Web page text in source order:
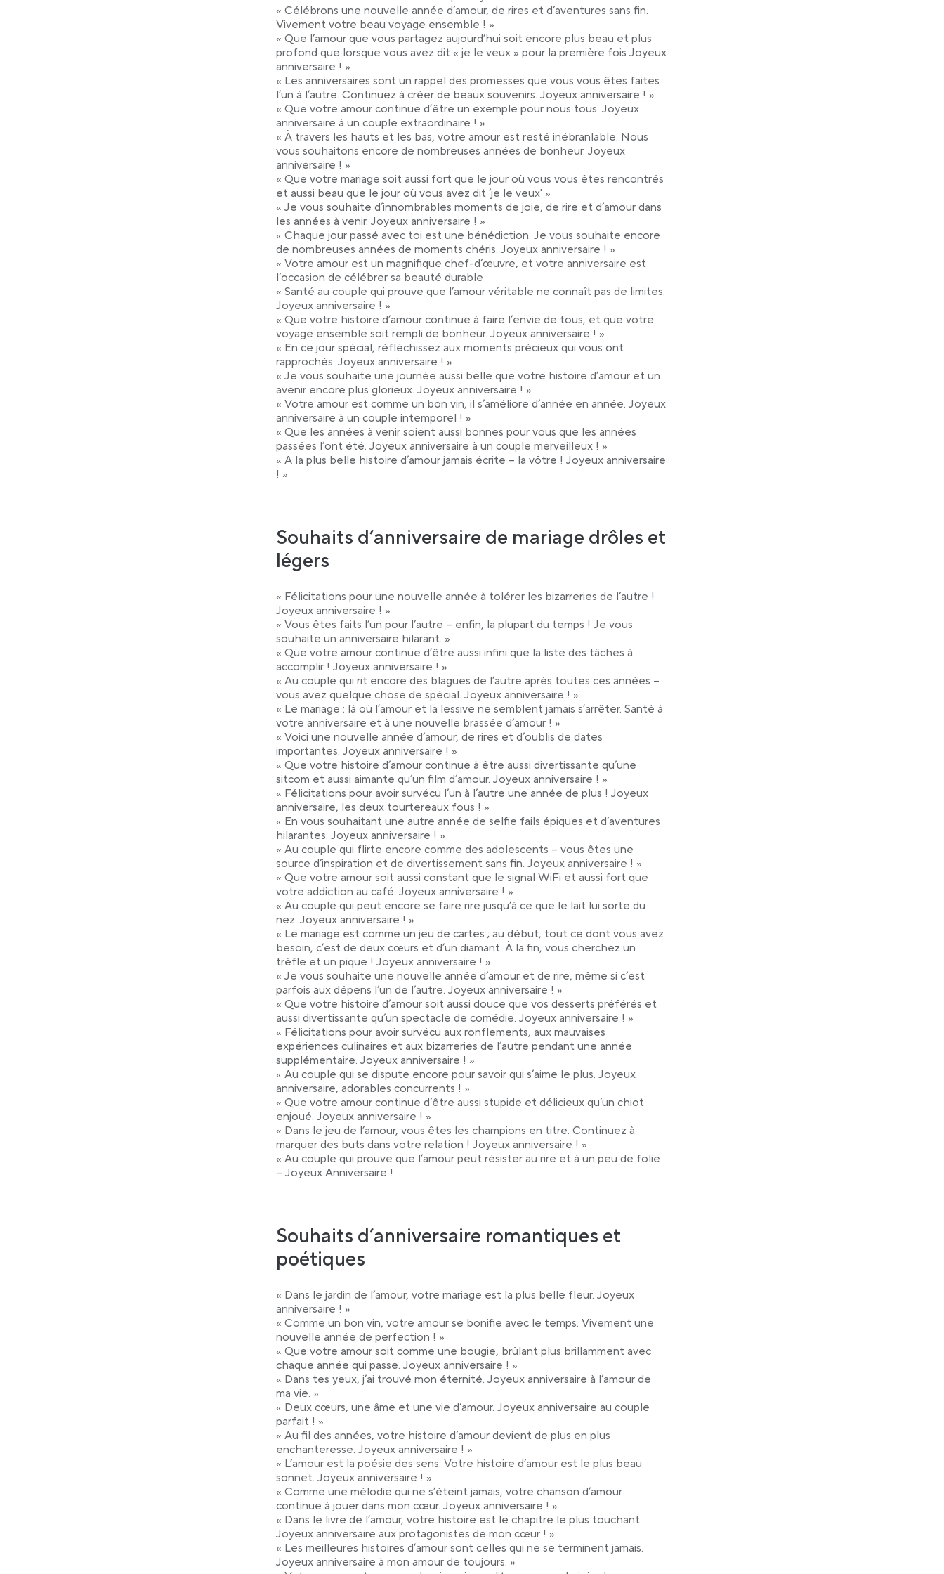
« Célébrons une nouvelle année d’amour, de rires et d’aventures sans fin.
Vivement votre beau voyage ensemble ! »
« Que l’amour que vous partagez aujourd’hui soit encore plus beau et plus
profond que lorsque vous avez dit « je le veux » pour la première fois Joyeux
anniversaire ! »
« Les anniversaires sont un rappel des promesses que vous vous êtes faites
l’un à l’autre. Continuez à créer de beaux souvenirs. Joyeux anniversaire ! »
« Que votre amour continue d’être un exemple pour nous tous. Joyeux
anniversaire à un couple extraordinaire ! »
« À travers les hauts et les bas, votre amour est resté inébranlable. Nous
vous souhaitons encore de nombreuses années de bonheur. Joyeux
anniversaire ! »
« Que votre mariage soit aussi fort que le jour où vous vous êtes rencontrés
et aussi beau que le jour où vous avez dit ‘je le veux' »
« Je vous souhaite d’innombrables moments de joie, de rire et d’amour dans
les années à venir. Joyeux anniversaire ! »
« Chaque jour passé avec toi est une bénédiction. Je vous souhaite encore
de nombreuses années de moments chéris. Joyeux anniversaire ! »
« Votre amour est un magnifique chef-d’œuvre, et votre anniversaire est
l’occasion de célébrer sa beauté durable
« Santé au couple qui prouve que l’amour véritable ne connaît pas de limites.
Joyeux anniversaire ! »
« Que votre histoire d’amour continue à faire l’envie de tous, et que votre
voyage ensemble soit rempli de bonheur. Joyeux anniversaire ! »
« En ce jour spécial, réfléchissez aux moments précieux qui vous ont
rapprochés. Joyeux anniversaire ! »
« Je vous souhaite une journée aussi belle que votre histoire d’amour et un
avenir encore plus glorieux. Joyeux anniversaire ! »
« Votre amour est comme un bon vin, il s’améliore d’année en année. Joyeux
anniversaire à un couple intemporel ! »
« Que les années à venir soient aussi bonnes pour vous que les années
passées l’ont été. Joyeux anniversaire à un couple merveilleux ! »
« A la plus belle histoire d’amour jamais écrite – la vôtre ! Joyeux anniversaire
! »
Souhaits d’anniversaire de mariage drôles et
légers
« Félicitations pour une nouvelle année à tolérer les bizarreries de l’autre !
Joyeux anniversaire ! »
« Vous êtes faits l’un pour l’autre – enfin, la plupart du temps ! Je vous
souhaite un anniversaire hilarant. »
« Que votre amour continue d’être aussi infini que la liste des tâches à
accomplir ! Joyeux anniversaire ! »
« Au couple qui rit encore des blagues de l’autre après toutes ces années –
vous avez quelque chose de spécial. Joyeux anniversaire ! »
« Le mariage : là où l’amour et la lessive ne semblent jamais s’arrêter. Santé à
votre anniversaire et à une nouvelle brassée d’amour ! »
« Voici une nouvelle année d’amour, de rires et d’oublis de dates
importantes. Joyeux anniversaire ! »
« Que votre histoire d’amour continue à être aussi divertissante qu’une
sitcom et aussi aimante qu’un film d’amour. Joyeux anniversaire ! »
« Félicitations pour avoir survécu l’un à l’autre une année de plus ! Joyeux
anniversaire, les deux tourtereaux fous ! »
« En vous souhaitant une autre année de selfie fails épiques et d’aventures
hilarantes. Joyeux anniversaire ! »
« Au couple qui flirte encore comme des adolescents – vous êtes une
source d’inspiration et de divertissement sans fin. Joyeux anniversaire ! »
« Que votre amour soit aussi constant que le signal WiFi et aussi fort que
votre addiction au café. Joyeux anniversaire ! »
« Au couple qui peut encore se faire rire jusqu’à ce que le lait lui sorte du
nez. Joyeux anniversaire ! »
« Le mariage est comme un jeu de cartes ; au début, tout ce dont vous avez
besoin, c’est de deux cœurs et d’un diamant. À la fin, vous cherchez un
trèfle et un pique ! Joyeux anniversaire ! »
« Je vous souhaite une nouvelle année d’amour et de rire, même si c’est
parfois aux dépens l’un de l’autre. Joyeux anniversaire ! »
« Que votre histoire d’amour soit aussi douce que vos desserts préférés et
aussi divertissante qu’un spectacle de comédie. Joyeux anniversaire ! »
« Félicitations pour avoir survécu aux ronflements, aux mauvaises
expériences culinaires et aux bizarreries de l’autre pendant une année
supplémentaire. Joyeux anniversaire ! »
« Au couple qui se dispute encore pour savoir qui s’aime le plus. Joyeux
anniversaire, adorables concurrents ! »
« Que votre amour continue d’être aussi stupide et délicieux qu’un chiot
enjoué. Joyeux anniversaire ! »
« Dans le jeu de l’amour, vous êtes les champions en titre. Continuez à
marquer des buts dans votre relation ! Joyeux anniversaire ! »
« Au couple qui prouve que l’amour peut résister au rire et à un peu de folie
– Joyeux Anniversaire !
Souhaits d’anniversaire romantiques et
poétiques
« Dans le jardin de l’amour, votre mariage est la plus belle fleur. Joyeux
anniversaire ! »
« Comme un bon vin, votre amour se bonifie avec le temps. Vivement une
nouvelle année de perfection ! »
« Que votre amour soit comme une bougie, brûlant plus brillamment avec
chaque année qui passe. Joyeux anniversaire ! »
« Dans tes yeux, j’ai trouvé mon éternité. Joyeux anniversaire à l’amour de
ma vie. »
« Deux cœurs, une âme et une vie d’amour. Joyeux anniversaire au couple
parfait ! »
« Au fil des années, votre histoire d’amour devient de plus en plus
enchanteresse. Joyeux anniversaire ! »
« L’amour est la poésie des sens. Votre histoire d’amour est le plus beau
sonnet. Joyeux anniversaire ! »
« Comme une mélodie qui ne s’éteint jamais, votre chanson d’amour
continue à jouer dans mon cœur. Joyeux anniversaire ! »
« Dans le livre de l’amour, votre histoire est le chapitre le plus touchant.
Joyeux anniversaire aux protagonistes de mon cœur ! »
« Les meilleures histoires d’amour sont celles qui ne se terminent jamais.
Joyeux anniversaire à mon amour de toujours. »